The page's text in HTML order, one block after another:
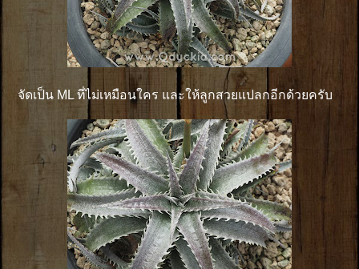
จัดเป็น ML ที่ไม่เหมือนใคร และให้ลูกสวยแปลกอีกด้วยครับ